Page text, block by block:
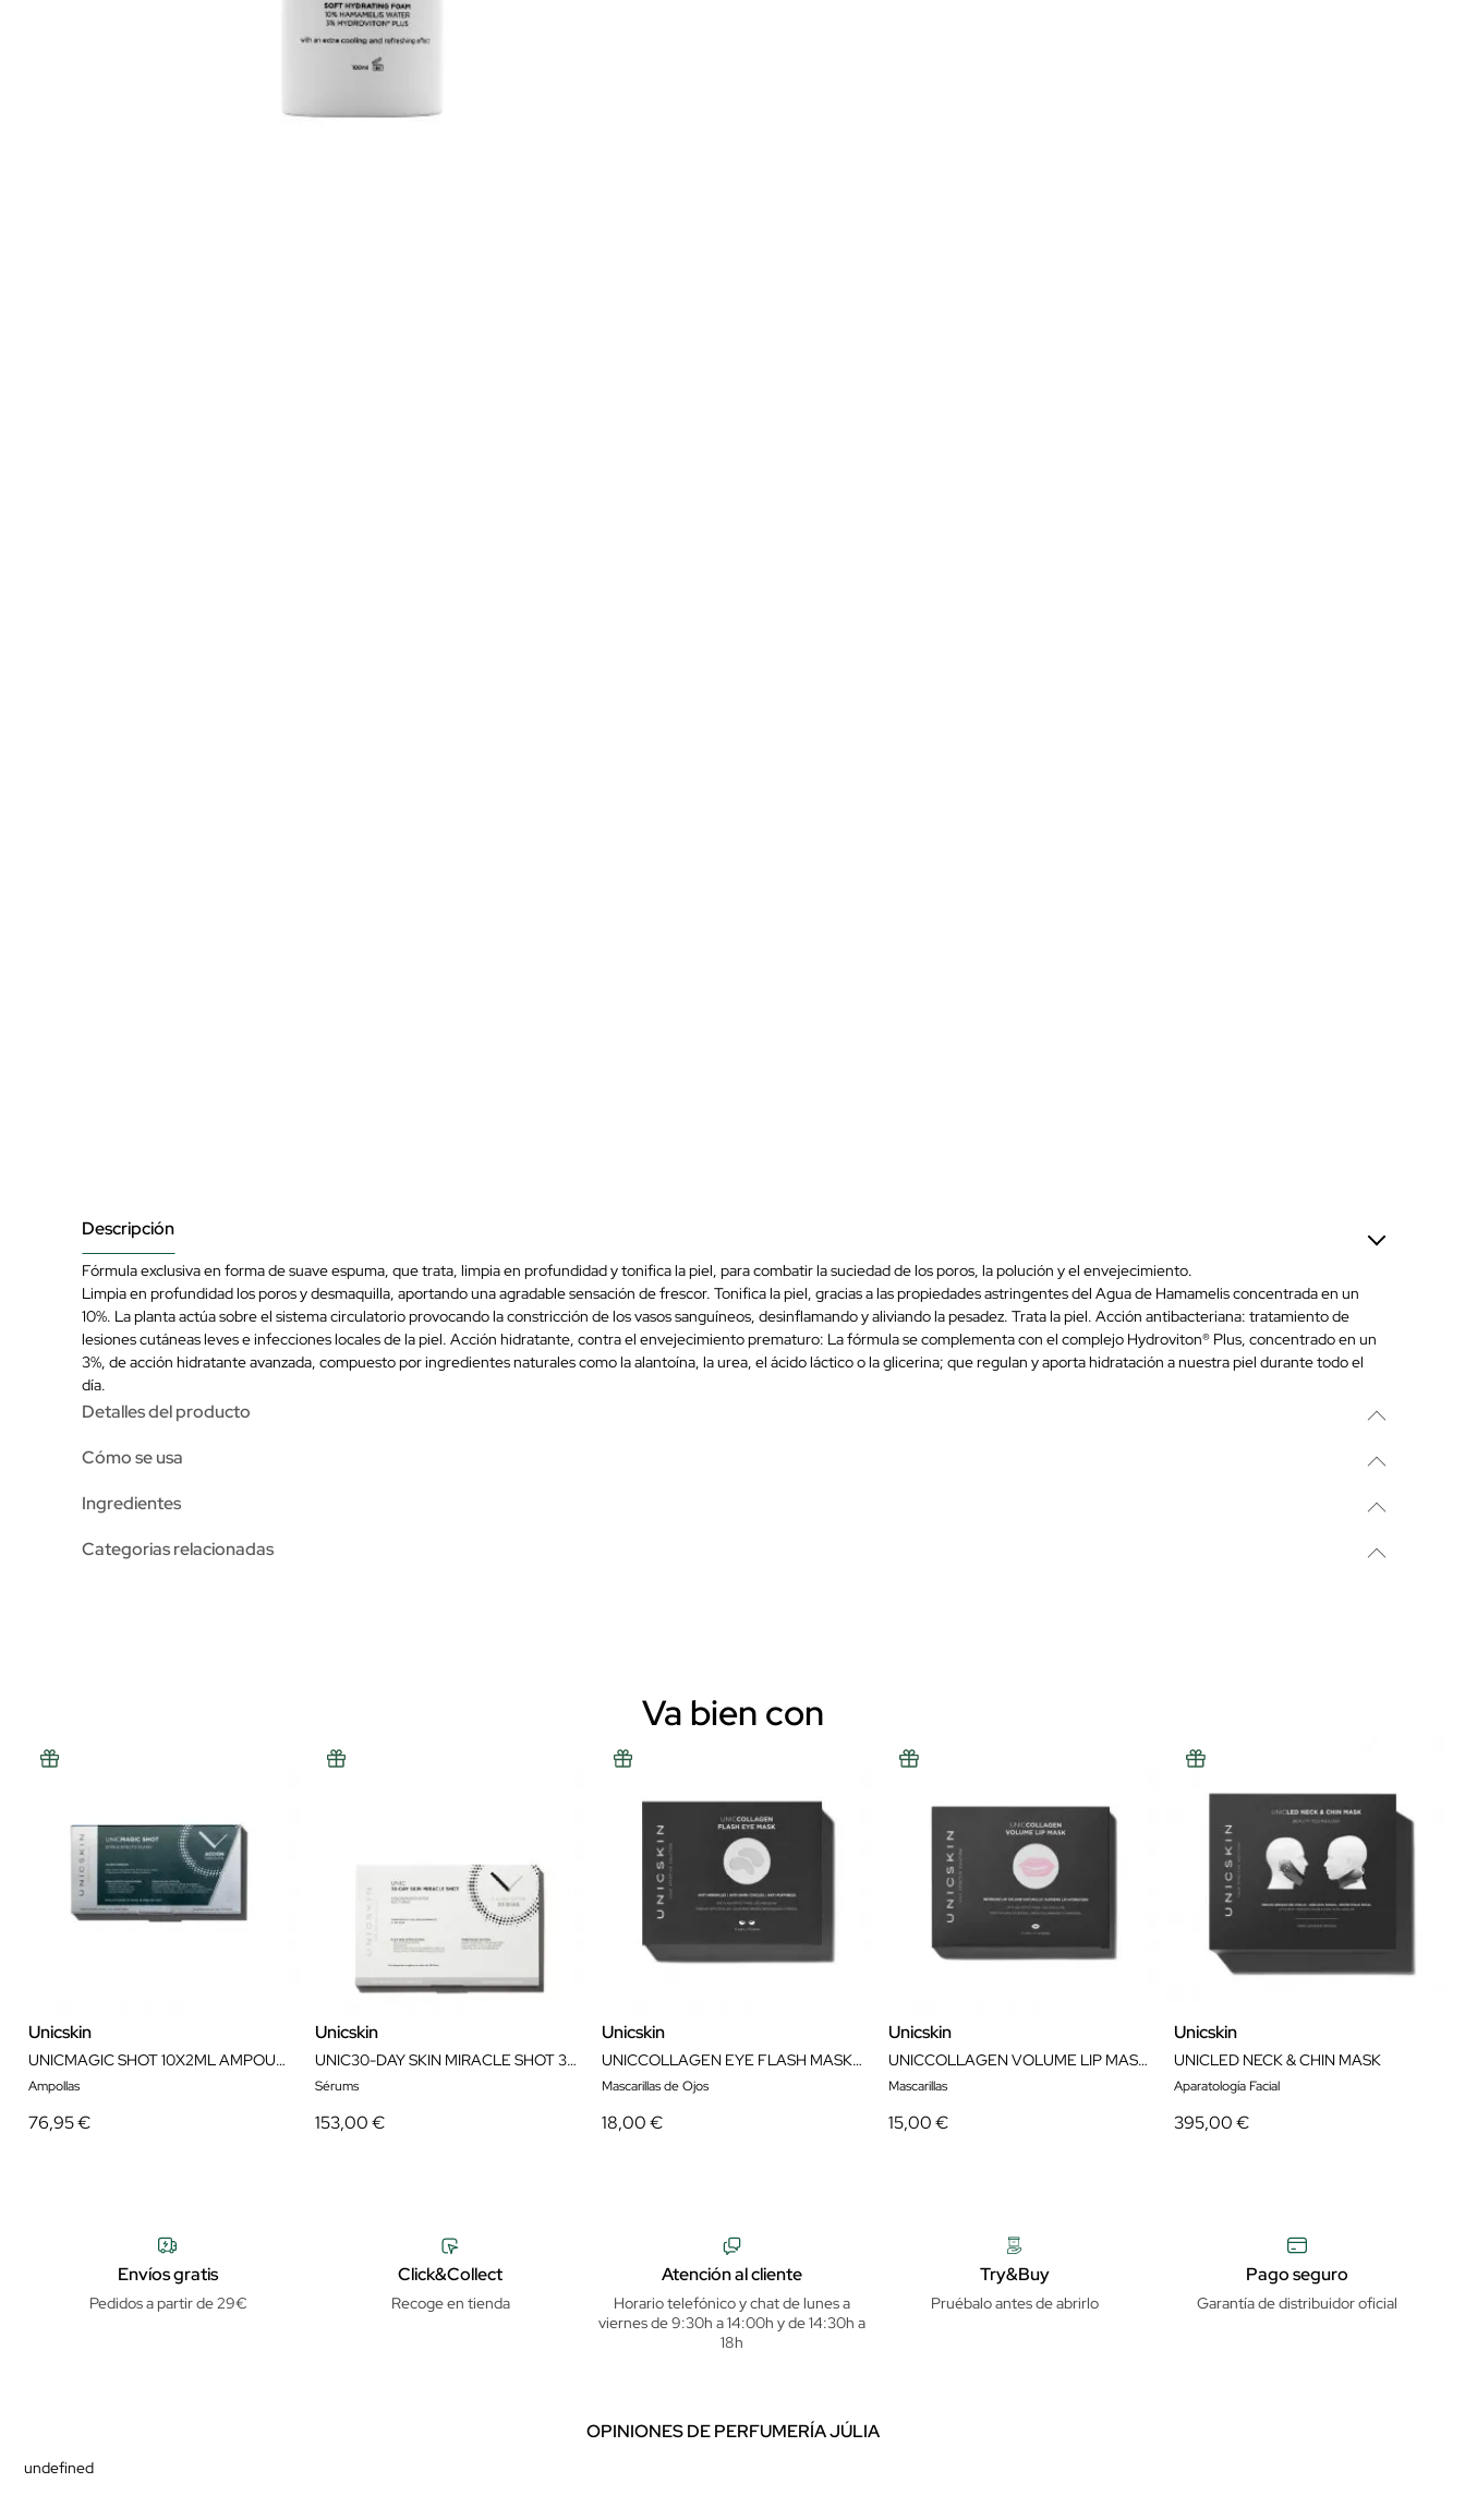
Descripción
Fórmula exclusiva en forma de suave espuma, que trata, limpia en profundidad y tonifica la piel, para combatir la suciedad de los poros, la polución y el envejecimiento.
Limpia en profundidad los poros y desmaquilla, aportando una agradable sensación de frescor. Tonifica la piel, gracias a las propiedades astringentes del Agua de Hamamelis concentrada en un
10%. La planta actúa sobre el sistema circulatorio provocando la constricción de los vasos sanguíneos, desinflamando y aliviando la pesadez. Trata la piel. Acción antibacteriana: tratamiento de
lesiones cutáneas leves e infecciones locales de la piel. Acción hidratante, contra el envejecimiento prematuro: La fórmula se complementa con el complejo Hydroviton® Plus, concentrado en un
3%, de acción hidratante avanzada, compuesto por ingredientes naturales como la alantoína, la urea, el ácido láctico o la glicerina; que regulan y aporta hidratación a nuestra piel durante todo el
día.
Detalles del producto
Cómo se usa
Ingredientes
Categorias relacionadas
Va bien con
Unicskin
UNICMAGIC SHOT 10X2ML AMPOULES
Ampollas
76,95 €
Unicskin
UNIC30-DAY SKIN MIRACLE SHOT 30X2ML AMPOULES
Sérums
153,00 €
Unicskin
UNICCOLLAGEN EYE FLASH MASK 10X2 PATCHS
Mascarillas de Ojos
18,00 €
Unicskin
UNICCOLLAGEN VOLUME LIP MASK 5X1 PATCHS
Mascarillas
15,00 €
Unicskin
UNICLED NECK & CHIN MASK
Aparatología Facial
395,00 €
Envíos gratis
Pedidos a partir de 29€
Click&Collect
Recoge en tienda
Atención al cliente
Horario telefónico y chat de lunes a
viernes de 9:30h a 14:00h y de 14:30h a
18h
Try&Buy
Pruébalo antes de abrirlo
Pago seguro
Garantía de distribuidor oficial
OPINIONES DE PERFUMERÍA JÚLIA
undefined